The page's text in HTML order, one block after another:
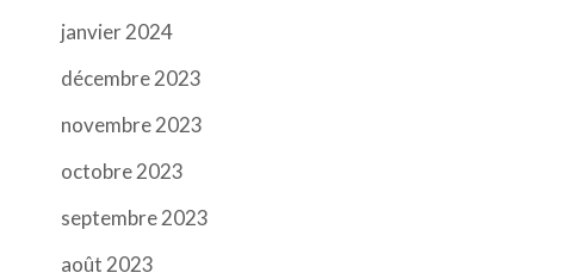
janvier 2024
décembre 2023
novembre 2023
octobre 2023
septembre 2023
août 2023